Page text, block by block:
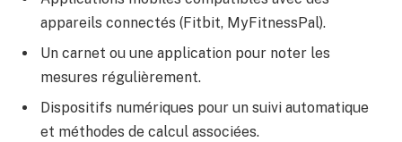
appareils connectés (Fitbit, MyFitnessPal).
Un carnet ou une application pour noter les
mesures régulièrement.
Dispositifs numériques pour un suivi automatique
et méthodes de calcul associées.